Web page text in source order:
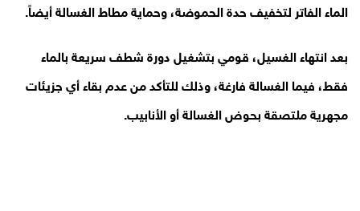
الماء الفاتر لتخفيف حدة الحموضة، وحماية مطاط الغسالة أيضاً.
بعد انتهاء الغسيل، قومي بتشغيل دورة شطف سريعة بالماء
فقط، فيما الغسالة فارغة، وذلك للتأكد من عدم بقاء أي جزيئات
مجهرية ملتصقة بحوض الغسالة أو الأنابيب.